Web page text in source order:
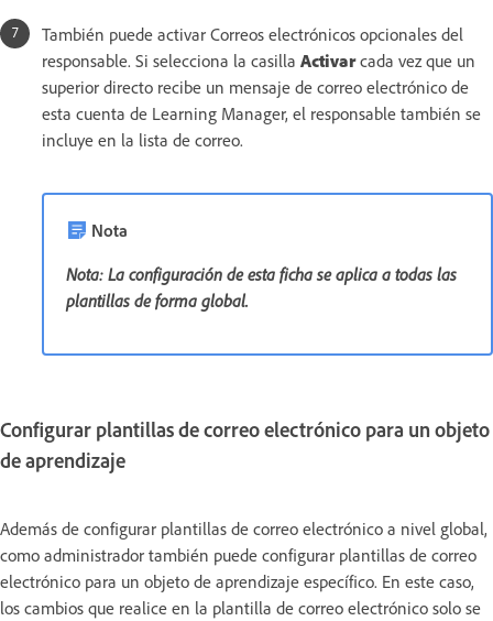
También puede activar Correos electrónicos opcionales del
responsable. Si selecciona la casilla Activar cada vez que un
superior directo recibe un mensaje de correo electrónico de
esta cuenta de Learning Manager, el responsable también se
incluye en la lista de correo.
Nota
Nota: La configuración de esta ficha se aplica a todas las
plantillas de forma global.
Configurar plantillas de correo electrónico para un objeto
de aprendizaje
Además de configurar plantillas de correo electrónico a nivel global,
como administrador también puede configurar plantillas de correo
electrónico para un objeto de aprendizaje específico. En este caso,
los cambios que realice en la plantilla de correo electrónico solo se